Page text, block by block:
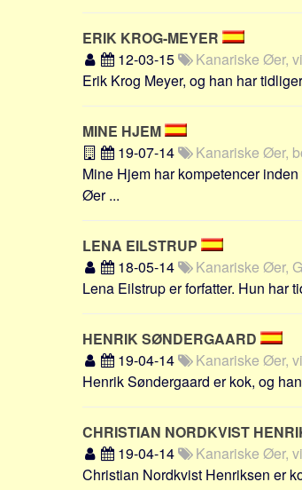
ERIK KROG-MEYER
12-03-15
Kanariske Øer,
Erik Krog Meyer, og han har
MINE HJEM
19-07-14
Kanariske Øer,
Mine Hjem har kompetencer
Øer ...
LENA EILSTRUP
18-05-14
Kanariske Øer,
Lena Eilstrup er forfatter. Hun har
HENRIK SØNDERGAARD
19-04-14
Kanariske Øer,
Henrik Søndergaard er kok, og
CHRISTIAN NORDKVIST
19-04-14
Kanariske Øer,
Christian Nordkvist Henriksen er